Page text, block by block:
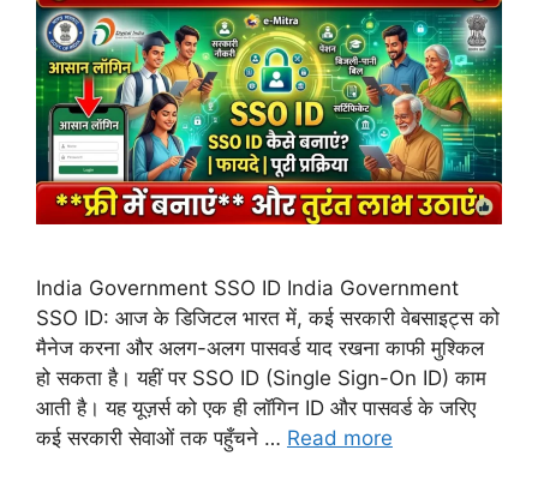
India Government SSO ID India Government
SSO ID: आज के डिजिटल भारत में, कई सरकारी वेबसाइट्स को
मैनेज करना और अलग-अलग पासवर्ड याद रखना काफी मुश्किल
हो सकता है। यहीं पर SSO ID (Single Sign-On ID) काम
आती है। यह यूज़र्स को एक ही लॉगिन ID और पासवर्ड के जरिए
कई सरकारी सेवाओं तक पहुँचने … Read more